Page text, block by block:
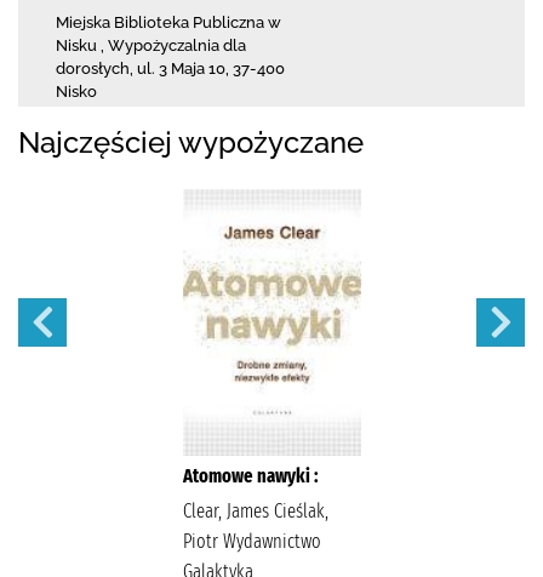
Miejska Biblioteka Publiczna w
Nisku
Wypożyczalnia dla
dorosłych, ul. 3 Maja 10 37-400
Nisko
Najczęściej wypożyczane
Atomowe nawyki :
Clear, James Cieślak,
Piotr Wydawnictwo
Galaktyka